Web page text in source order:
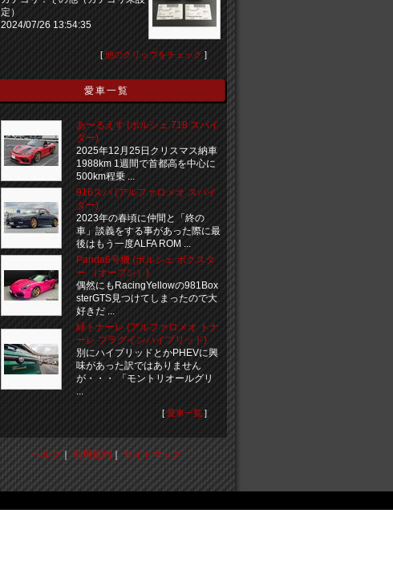
定）
2024/07/26 13:54:35
[ 他のクリップをチェック ]
愛車一覧
あ〜るえす (ポルシェ 718 スパイ
ダー)
2025年12月25日クリスマス納車
1988km 1週間で首都高を中心に
500km程乗 ...
916スパ (アルファロメオ スパイ
ダー)
2023年の春頃に仲間と「終の
車」談義をする事があった際に最
後はもう一度ALFA ROM ...
Panda6号機 (ポルシェ ボクスタ
ー （オープン）)
偶然にもRacingYellowの981Box
sterGTS見つけてしまったので大
好きだ ...
緑トナーレ (アルファロメオ トナ
ーレ プラグインハイブリッド)
別にハイブリッドとかPHEVに興
味があった訳ではありません
が・・・ 「モントリオールグリ
[ 愛車一覧 ]
ヘルプ｜利用規約 ｜サイトマップ